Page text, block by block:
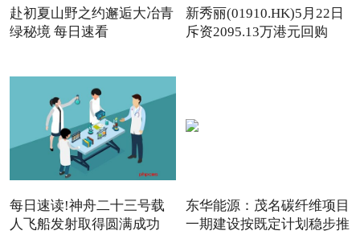
赴初夏山野之约邂逅大冶青
绿秘境 每日速看
新秀丽(01910.HK)5月22日
斥资2095.13万港元回购
每日速读!神舟二十三号载
人飞船发射取得圆满成功
东华能源：茂名碳纤维项目
一期建设按既定计划稳步推